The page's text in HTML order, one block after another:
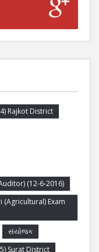
Rajkot District
(12-6-2016)
(Agricultural) Exam
સંયોજક
Surat District